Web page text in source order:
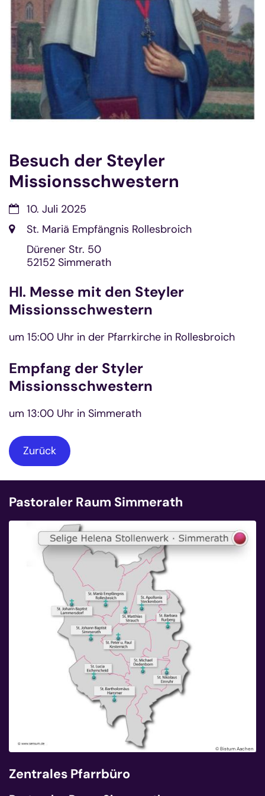
Besuch der Steyler
Missionsschwestern
Datum:10. Juli 2025
Ort:St. Mariä Empfängnis Rollesbroich
Dürener Str. 50
52152 Simmerath
Hl. Messe mit den Steyler
Missionsschwestern
um 15:00 Uhr in der Pfarrkirche in Rollesbroich
Empfang der Styler
Missionsschwestern
um 13:00 Uhr in Simmerath
Zurück
Pastoraler Raum Simmerath
© Bistum Aachen
Zentrales Pfarrbüro